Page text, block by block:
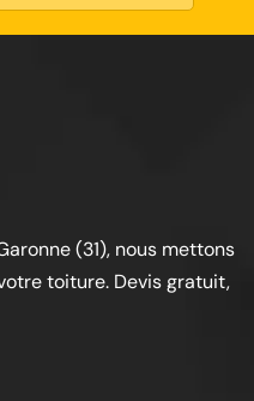
(31), nous mettons
toiture. Devis gratuit,